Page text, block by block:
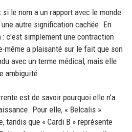
si le nom a un rapport avec le monde
autre signification cachée. En
: c'est simplement une contraction
même a plaisanté sur le fait que son
avec un terme médical, mais elle
ambiguïté.
est de savoir pourquoi elle n'a
Pour elle, « Belcalis »
tandis que « Cardi B » représente